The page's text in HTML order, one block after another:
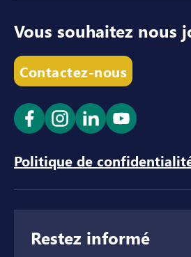
Vous souhaitez nous
Contactez-nous
Ouvrir le lien dans un
Ouvrir le lien dans
Ouvrir le lien
Ouvrir le
Politique de
Restez informé